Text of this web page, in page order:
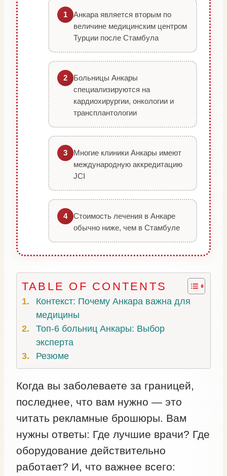
1
Анкара является вторым по
величине медицинским центром
Турции после Стамбула
2
Больницы Анкары
специализируются на
кардиохирургии, онкологии и
трансплантологии
3
Многие клиники Анкары имеют
международную аккредитацию
JCI
4
Стоимость лечения в Анкаре
обычно ниже, чем в Стамбуле
TABLE OF CONTENTS
Контекст: Почему Анкара важна для
медицины
Топ-6 больниц Анкары: Выбор
эксперта
Резюме
Когда вы заболеваете за границей,
последнее, что вам нужно — это
читать рекламные брошюры. Вам
нужны ответы: Где лучшие врачи? Где
оборудование действительно
работает? И, что важнее всего: